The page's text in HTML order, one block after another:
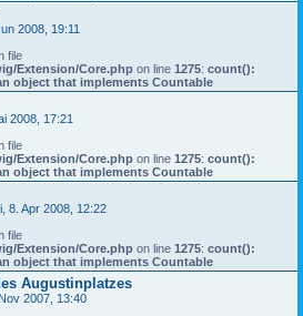
2008, 19:11
file
Extension/Core.php on line 1275: count():
object that implements Countable
2008, 17:21
file
Extension/Core.php on line 1275: count():
object that implements Countable
8. Apr 2008, 12:22
file
Extension/Core.php on line 1275: count():
object that implements Countable
Augustinplatzes
2007, 13:40